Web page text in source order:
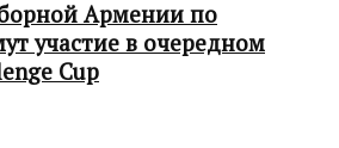
Армении по
участие в очередном
Cup